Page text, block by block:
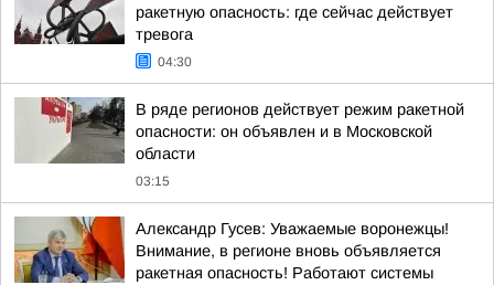
ракетную опасность: где сейчас действует
тревога
04:30
В ряде регионов действует режим ракетной
опасности: он объявлен и в Московской
области
03:15
Александр Гусев: Уважаемые воронежцы!
Внимание, в регионе вновь объявляется
ракетная опасность! Работают системы